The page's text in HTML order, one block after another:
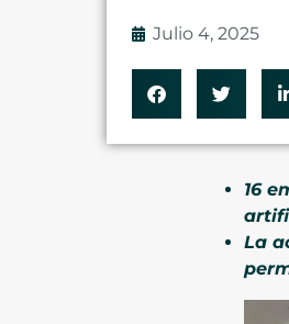
Julio 4, 2025
16
La